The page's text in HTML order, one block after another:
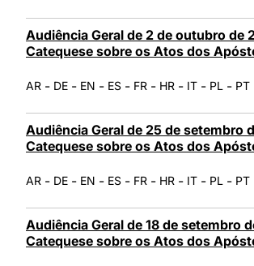
Audiência Geral de 2 de outubro de
Catequese sobre os Atos dos
AR - DE - EN - ES - FR - HR - IT - PL - PT
Audiência Geral de 25 de setembro
Catequese sobre os Atos dos
AR - DE - EN - ES - FR - HR - IT - PL - PT
Audiência Geral de 18 de setembro
Catequese sobre os Atos dos